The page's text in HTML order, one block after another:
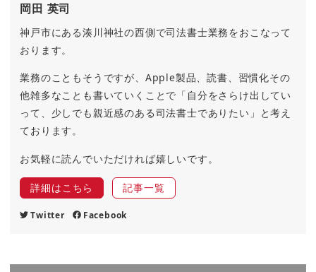
岡田 英司
神戸市にある湊川神社の西側で司法書士業務をおこなって
おります。
業務のこともそうですが、Apple製品、読書、習慣化その
他雑多なことも書いていくことで「自分をさらけ出してい
って、少しでも親近感のある司法書士でありたい」と考え
ております。
お気軽に読んでいただければ嬉しいです。
詳細はこちら 記事一覧
Twitter Facebook